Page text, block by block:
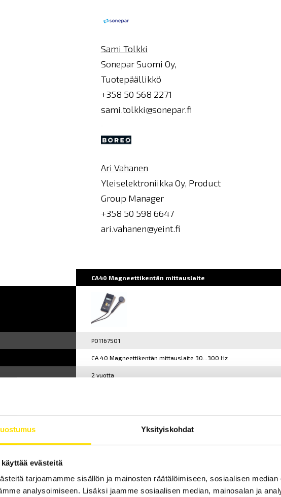
Yksityiskohdat
evästeitä
tarjoamamme sisällön ja mainosten räätälöimiseen, sosiaalisen
analysoimiseen. Lisäksi jaamme sosiaalisen median, mainosalan ja
Sami Tolkki
Sonepar Suomi Oy,
Tuotepäällikkö
+358 50 568 2271
sami.tolkki@sonepar.fi
Ari Vahanen
Yleiselektroniikka Oy, Product
Group Manager
+358 50 598 6647
ari.vahanen@yeint.fi
CA40 Magneettikentän mittauslaite
P01167501
CA 40 Magneettikentän mittauslaite 30...300 Hz
2 vuotta